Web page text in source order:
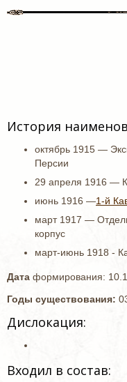
История
октябрь 1915 —
Персии
29 апреля 1916 —
июнь 1916 —1-й
март 1917 —
корпус
март-июнь 1918 -
Дата формирования:
Годы существования:
Дислокация:
Входил в состав: